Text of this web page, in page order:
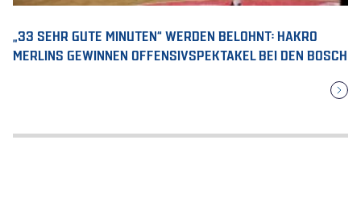
„33 SEHR GUTE MINUTEN“ WERDEN BELOHNT: HAKRO
MERLINS GEWINNEN OFFENSIVSPEKTAKEL BEI DEN BOSCH